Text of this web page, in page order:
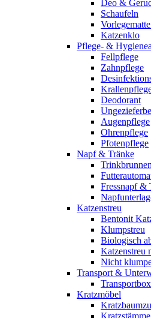
Deo &
Schaufeln
Katzenklo
Pflege- &
Fellpflege
Zahnpflege
Deodorant
Augenpflege
Ohrenpflege
Pfotenpflege
Napf & Tränke
Trinkbrunnen
Fressnapf &
Katzenstreu
Bentonit
Klumpstreu
Biologisch
Katzenstreu
Nicht
Transport &
Transportbox
Kratzmöbel